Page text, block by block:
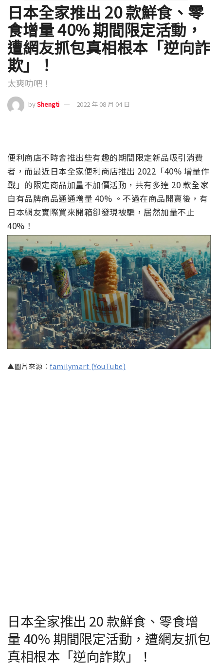
日本全家推出 20 款鮮食、零
食增量 40% 期間限定活動，
遭網友抓包真相根本「逆向詐
欺」！
太爽叻吧！
byShengti 2022 年 08 月 04 日
便利商店不時會推出些有趣的期間限定新品吸引消費
者，而最近日本全家便利商店推出 2022「40% 增量作
戰」的限定商品加量不加價活動，共有多達 20 款全家
自有品牌商品通通增量 40% 。不過在商品開賣後，有
日本網友實際買來開箱卻發現被騙，居然加量不止
40%！
▲圖片來源： familymart (YouTube)
日本全家推出 20 款鮮食、零食增
量 40% 期間限定活動，遭網友抓包
真相根本「逆向詐欺」！